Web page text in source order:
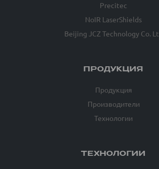
Precitec
NoIR LaserShields
Beijing JCZ Technology Co.
ПРОДУКЦИЯ
Продукция
Производители
Технологии
ТЕХНОЛОГИИ